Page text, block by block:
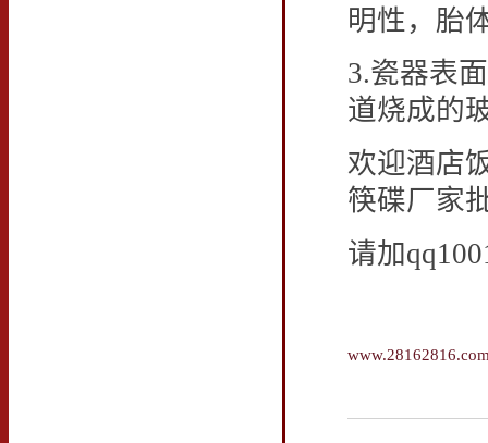
明性，胎
3.瓷器表
道烧成的
欢迎酒店
筷碟厂家
请加